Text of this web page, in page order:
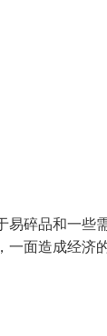
易碎品和一些
一面造成经济